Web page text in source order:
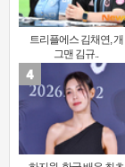
트리플에스 김채연, 개
그맨 김규..